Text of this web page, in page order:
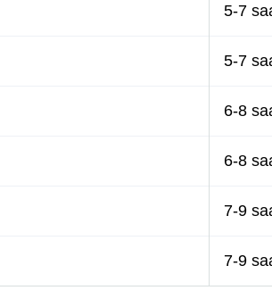
5-7
5-7
6-8
6-8
7-9
7-9